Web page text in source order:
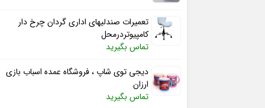
تعمیرات صندلیهای اداری گردان چرخ دار
کامپیوتردرمحل
تماس بگیرید
دیجی توی شاپ ، فروشگاه عمده اسباب بازی
ارزان
تماس بگیرید